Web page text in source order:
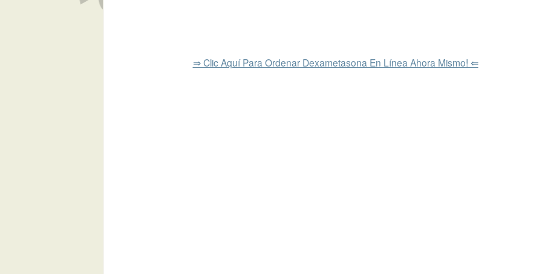
⇒ Clic Aquí Para Ordenar Dexametasona En Línea Ahora Mismo! ⇐